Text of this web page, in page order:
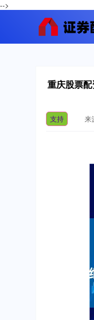
-->
重庆股票
支持 来